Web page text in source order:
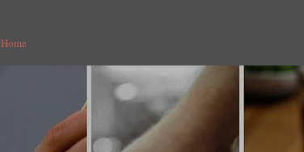
Home